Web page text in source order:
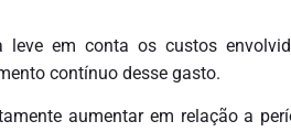
em conta os custos
contínuo desse gasto.
aumentar em relação a